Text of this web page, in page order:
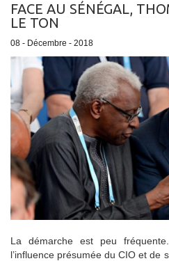
FACE AU SÉNÉGAL,
LE TON
08 - Décembre - 2018
La démarche est peu
l’influence présumée du CIO et de